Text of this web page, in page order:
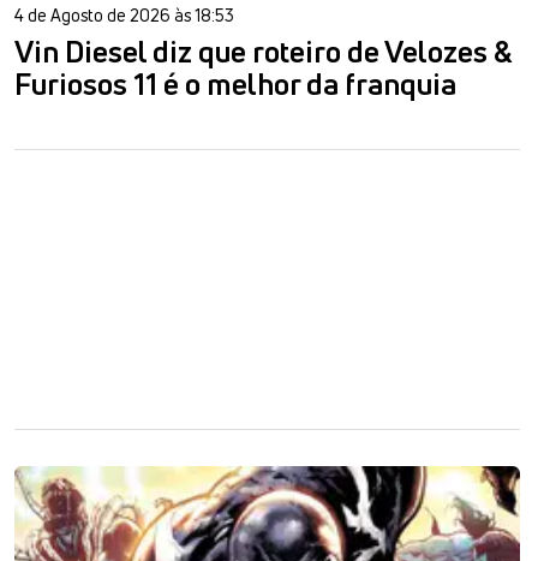
4 de Agosto de 2026 às 18:53
Vin Diesel diz que roteiro de Velozes &
Furiosos 11 é o melhor da franquia